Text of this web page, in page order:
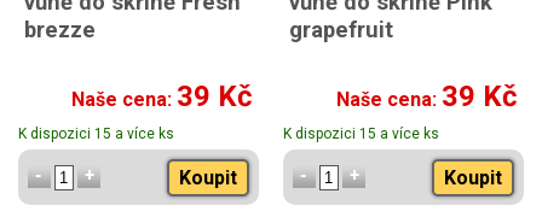
brezze
Naše cena: 39 Kč
K dispozici 15 a více ks
Koupit
grapefruit
Naše cena: 39 Kč
K dispozici 15 a více ks
Koupit